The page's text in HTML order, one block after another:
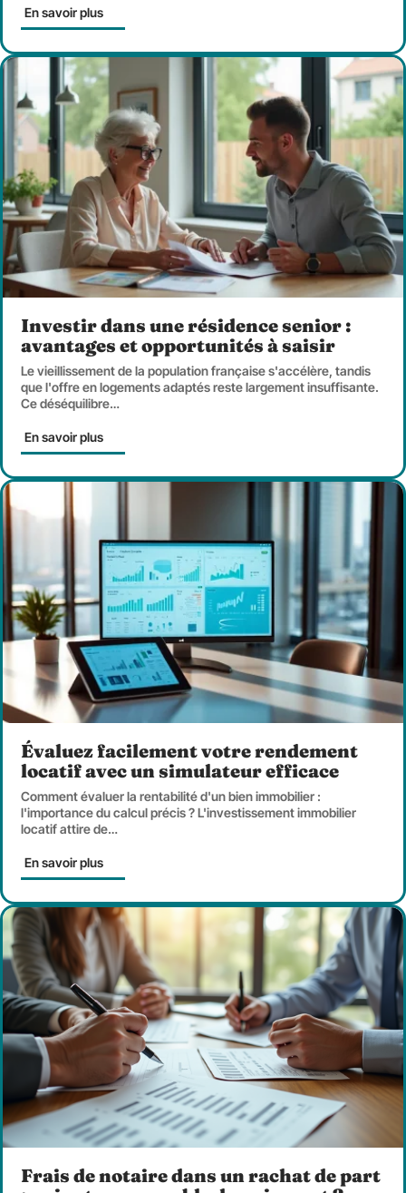
En savoir plus
Investir dans une résidence senior :
avantages et opportunités à saisir
Le vieillissement de la population française s'accélère, tandis
que l'offre en logements adaptés reste largement insuffisante.
Ce déséquilibre…
En savoir plus
Évaluez facilement votre rendement
locatif avec un simulateur efficace
Comment évaluer la rentabilité d'un bien immobilier :
l'importance du calcul précis ? L'investissement immobilier
locatif attire de…
En savoir plus
Frais de notaire dans un rachat de part